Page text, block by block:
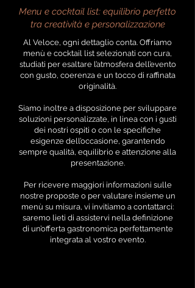
Menu e cocktail list: equilibrio perfetto
tra creatività e personalizzazione
Al Veloce, ogni dettaglio conta. Offriamo
menù e cocktail list selezionati con cura,
studiati per esaltare l’atmosfera dell’evento
con gusto, coerenza e un tocco di raffinata
originalità.
Siamo inoltre a disposizione per sviluppare
soluzioni personalizzate, in linea con i gusti
dei nostri ospiti o con le specifiche
esigenze dell’occasione, garantendo
sempre qualità, equilibrio e attenzione alla
presentazione.
Per ricevere maggiori informazioni sulle
nostre proposte o per valutare insieme un
menù su misura, vi invitiamo a contattarci:
saremo lieti di assistervi nella definizione
di un’offerta gastronomica perfettamente
integrata al vostro evento.